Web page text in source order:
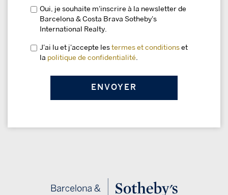
Oui, je souhaite m'inscrire à la newsletter de
Barcelona & Costa Brava Sotheby's
International Realty.
J'ai lu et j'accepte les termes et conditions et
la politique de confidentialité